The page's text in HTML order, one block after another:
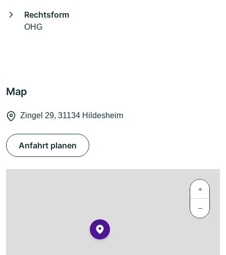
Rechtsform
OHG
Map
Zingel 29, 31134 Hildesheim
Anfahrt planen
+
−